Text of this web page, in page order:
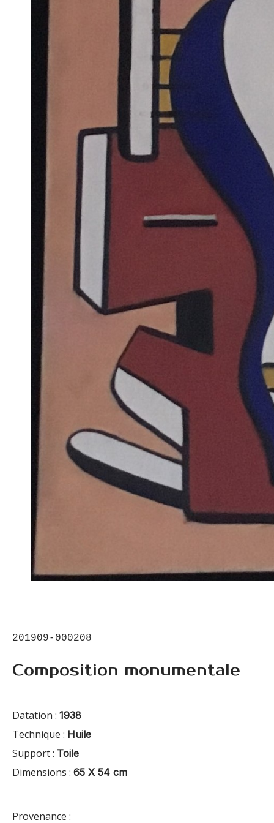
201909-000208
Composition monumentale
Datation : 1938
Technique : Huile
Support : Toile
Dimensions : 65 X 54 cm
Provenance :